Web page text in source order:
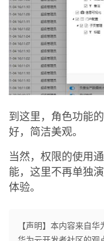
到这里，角色功能
好，简洁美观。
当然，权限的使用
能，这里不再单独
体验。
【声明】本内容来自